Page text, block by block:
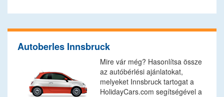
Autoberles Innsbruck
Mire vár még? Hasonlítsa össze
az autóbérlési ajánlatokat,
melyeket Innsbruck tartogat a
HolidayCars.com segítségével a